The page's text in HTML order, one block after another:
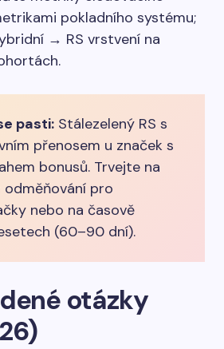
pokladního systému;
→ RS vrstvení na
pasti:Stálezelený RS s
přenosem u značek s
bonusů. Trvejte na
odměňování pro
nebo na časově
(60–90 dní).
otázky